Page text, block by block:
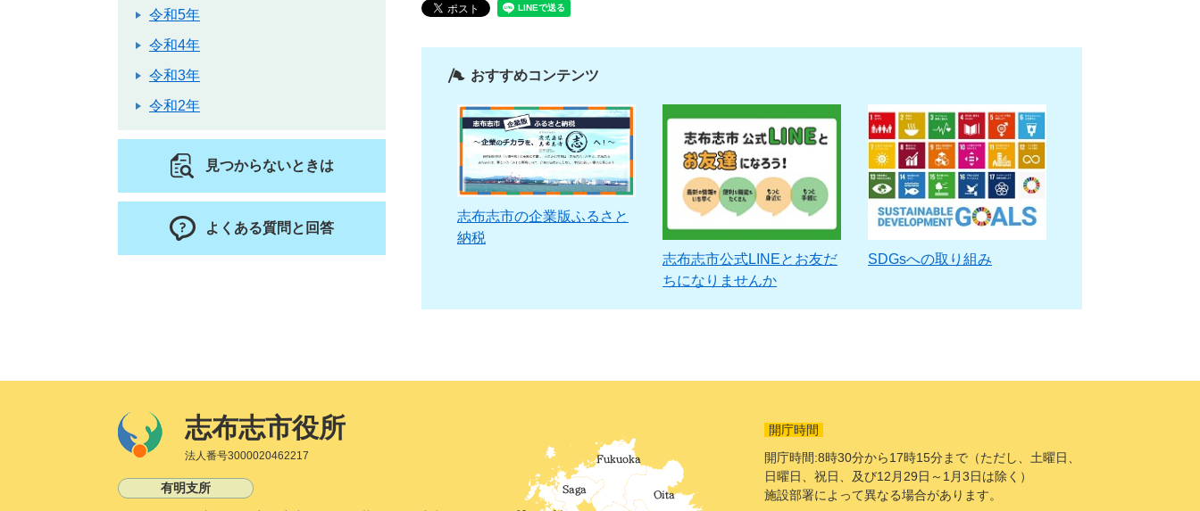
おすすめコンテンツ
志布志市の企業版ふるさと
納税
志布志市公式LINEとお友だ
ちになりませんか
SDGsへの取り組み
令和5年
令和4年
令和3年
令和2年
見つからないときは
よくある質問と回答
志布志市役所
法人番号3000020462217
有明支所
開庁時間
開庁時間:8時30分から17時15分まで（ただし、土曜日、
日曜日、祝日、及び12月29日～1月3日は除く）
施設部署によって異なる場合があります。